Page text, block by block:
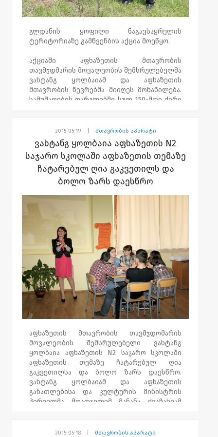
საღამოს აფხაზეთის უმაღლესი საბჭოს
თავმჯდოამრე გია გვაზავა, მთავრობის
წევრები, სოხუმის სახლემწიფო
მასწავლებელები და საზოგადოების
წარმომადგენლები ესწრებოდნენ.
ღონისძიება ნდობის აღდგენისა და
შერიგების საკითხებში აფხაზეთის
აკადემიის, აფხაზეთის განათლებისა და
კულტურის სამინისტროს, პოლიტიკური
კონფლიქტებისა და მშვიდობის
ინსტიტუტის ორგანიზებით ჩატარდა.
გლდანის ყოფილი ნაგავსაყრელის
ტერიტორიაზე გამწვენბის აქცია მოეწყო.
აქციაში აფხაზეთის მთავრობის
თავმჯდმარის მოვალეობის შემსრულებელმა
ვახტანგ ყოლბაიამ და აფხაზეთის
მთავრობის წევრებმა მიიღეს მონაწილება.
სამუშაოების ფარგლებში სულ 150-მდე ძირი
მეურნეობის დეპარტამენტის ინციატივით
მოეწყო.
გამწვანების აქციაში სოფლის მეურნეობის
დეპარტამენტისა და სატყეო
სამმართველოს თანამშრომლები იყვნენ
2015-05-19 მთავრობის აპარატი
ვახტანგ ყოლბაია აფხაზეთის N2
საჯარო სკოლაში აფხაზეთის თემაზე
ჩატარებულ ღია გაკვეთილს და
ბოლო ზარს დაესწრო
აფხაზეთის მთავრობის თავმჯდომარის
მოვალეობის შემსრულებელი ვახტანგ
ყოლბაია აფხაზეთის N2 საჯარო სკოლაში
აფხაზეთის თემაზე ჩატარებულ ღია
გაკვეთილსა და ბოლო ზარს დაესწრო.
ვახტანგ ყოლბაიამ და აფხაზეთის
განათლებისა და კულტურის მინისტრის
პირველმა მოადგილემ მანანა ქვაჩახიამ
საგანმანათლებლო ასპარეზზე წარმატებები
2015-05-18 მთავრობის აპარატი